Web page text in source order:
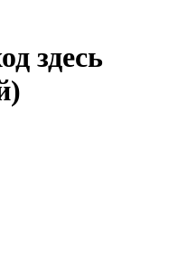
здесь